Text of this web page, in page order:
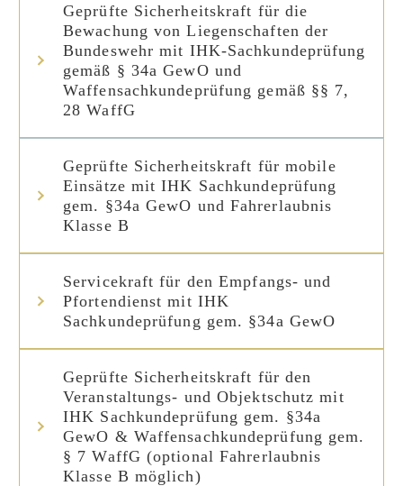
Geprüfte Sicherheitskraft für die
Bewachung von Liegenschaften der
Bundeswehr mit IHK-Sachkundeprüfung
gemäß § 34a GewO und
Waffensachkundeprüfung gemäß §§ 7,
28 WaffG
Geprüfte Sicherheitskraft für mobile
Einsätze mit IHK Sachkundeprüfung
gem. §34a GewO und Fahrerlaubnis
Klasse B
Servicekraft für den Empfangs- und
Pfortendienst mit IHK
Sachkundeprüfung gem. §34a GewO
Geprüfte Sicherheitskraft für den
Veranstaltungs- und Objektschutz mit
IHK Sachkundeprüfung gem. §34a
GewO & Waffensachkundeprüfung gem.
§ 7 WaffG (optional Fahrerlaubnis
Klasse B möglich)